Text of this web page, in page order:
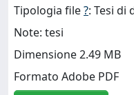
Tipologia file?: Tesi di
Note: tesi
Dimensione 2.49 MB
Formato Adobe PDF